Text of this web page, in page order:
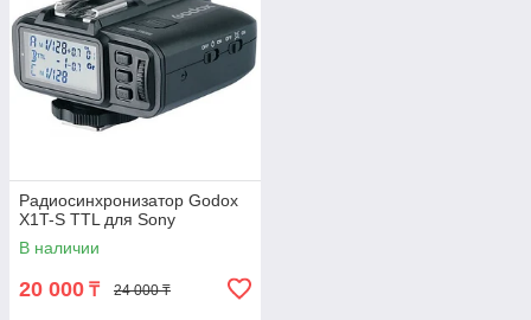
Радиосинхронизатор Godox
X1T-S TTL для Sony
В наличии
20 000 ₸ 24 000 ₸